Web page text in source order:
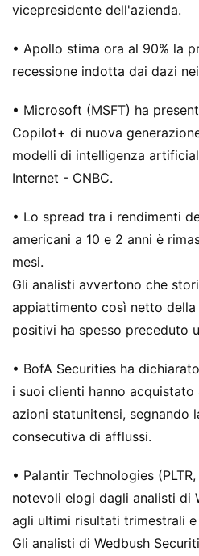
vicepresidente dell'azienda.
• Apollo stima ora al 90% la
recessione indotta dai dazi
• Microsoft (MSFT) ha
Copilot+ di nuova
modelli di intelligenza
Internet - CNBC.
• Lo spread tra i rendimenti
americani a 10 e 2 anni è
mesi.
Gli analisti avvertono che
appiattimento così netto
positivi ha spesso preceduto
• BofA Securities ha
i suoi clienti hanno
azioni statunitensi, segnando
consecutiva di afflussi.
• Palantir Technologies
notevoli elogi dagli analisti di
agli ultimi risultati trimestrali
Gli analisti di Wedbush